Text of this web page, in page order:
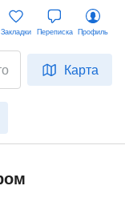
Карта
Закладки Переписка Профиль